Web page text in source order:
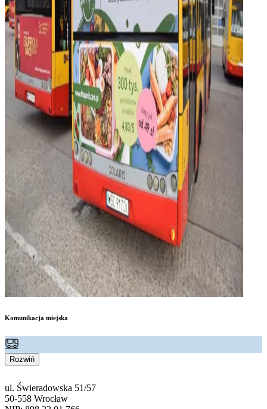
Komunikacja miejska
Rozwiń
ul. Świeradowska 51/57
50-558 Wrocław